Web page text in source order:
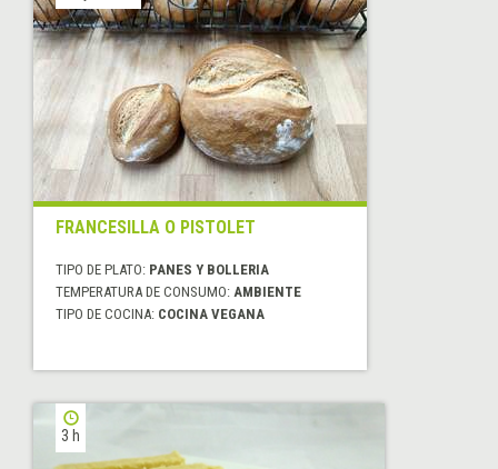
FRANCESILLA O PISTOLET
TIPO DE PLATO: PANES Y BOLLERIA
TEMPERATURA DE CONSUMO: AMBIENTE
TIPO DE COCINA: COCINA VEGANA
3 h